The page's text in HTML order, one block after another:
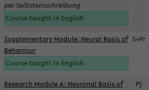
per Selbsteinschreibung
Course taught in English
Supplementary Module: Neural Basis of
Behaviour
Course taught in English
S+Pr
Research Module A: Neuronal Basis of
Pj